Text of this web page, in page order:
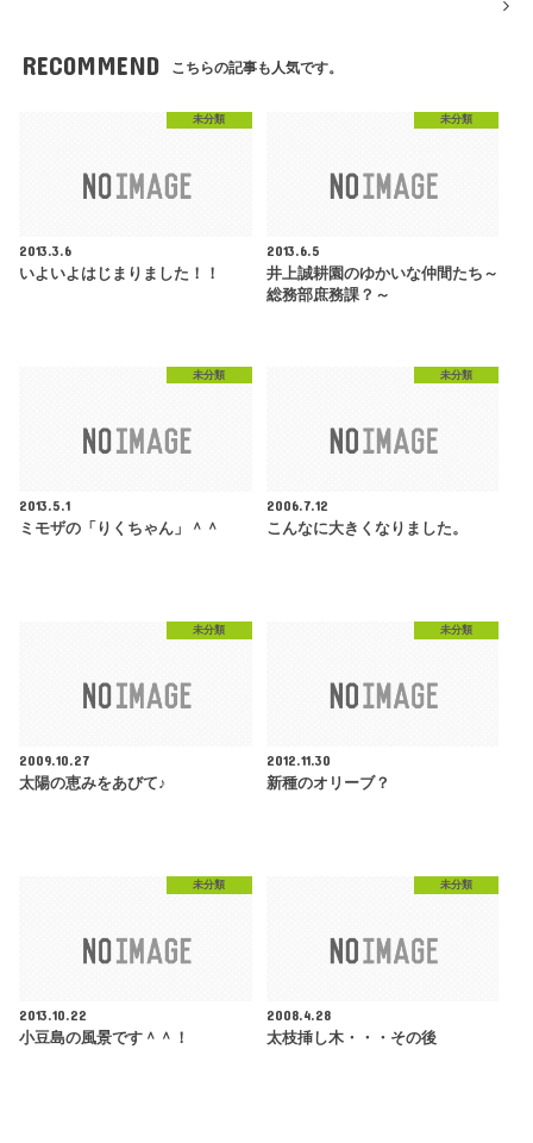
RECOMMEND こちらの記事も人気です。
未分類
2013.3.6
いよいよはじまりました！！
未分類
2013.6.5
井上誠耕園のゆかいな仲間たち～
総務部庶務課？～
未分類
2013.5.1
ミモザの「りくちゃん」＾＾
未分類
2006.7.12
こんなに大きくなりました。
未分類
2009.10.27
太陽の恵みをあびて♪
未分類
2012.11.30
新種のオリーブ？
未分類
2013.10.22
小豆島の風景です＾＾！
未分類
2008.4.28
太枝挿し木・・・その後